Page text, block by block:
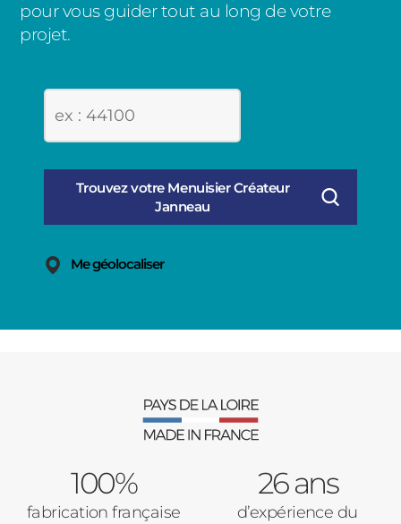
pour vous guider tout au long de votre
projet.
Me géolocaliser
100%
fabrication française
26 ans
d’expérience du